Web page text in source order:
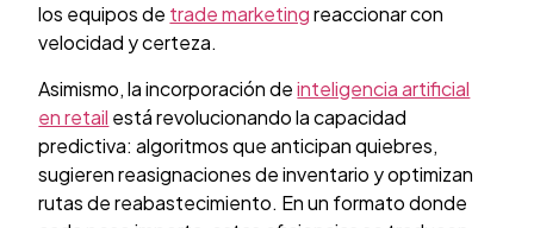
los equipos de trade marketingreaccionar con
velocidad y certeza.
Asimismo, la incorporación de inteligencia artificial
en retail está revolucionando la capacidad
predictiva: algoritmos que anticipan quiebres,
sugieren reasignaciones de inventario y optimizan
rutas de reabastecimiento. En un formato donde